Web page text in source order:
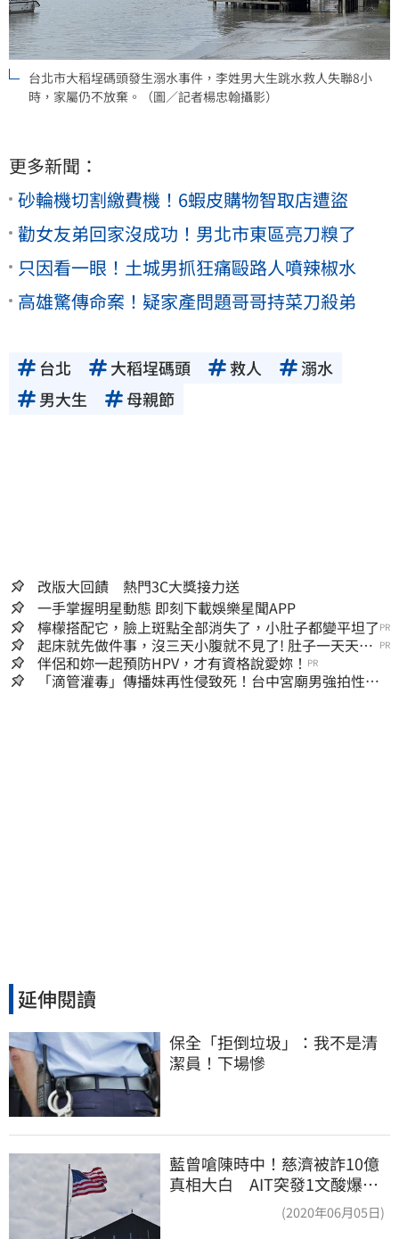
台北市大稻埕碼頭發生溺水事件，李姓男大生跳水救人失聯8小
時，家屬仍不放棄。（圖／記者楊忠翰攝影）
更多新聞：
砂輪機切割繳費機！6蝦皮購物智取店遭盜
勸女友弟回家沒成功！男北市東區亮刀糗了
只因看一眼！土城男抓狂痛毆路人噴辣椒水
高雄驚傳命案！疑家產問題哥哥持菜刀殺弟
台北 大稻埕碼頭 救人
溺水
男大生
母親節
改版大回饋 熱門3C大獎接力送
一手掌握明星動態 即刻下載娛樂星聞APP
檸檬搭配它，臉上斑點全部消失了，小肚子都變平坦了 PR
起床就先做件事，沒三天小腹就不見了! 肚子一天天變
小！
PR
伴侶和妳一起預防HPV，才有資格說愛妳！ PR
「滴管灌毒」傳播妹再性侵致死！台中宮廟男強拍性愛
延伸閱讀
保全「拒倒垃圾」：我不是清
潔員！下場慘
藍曾嗆陳時中！慈濟被詐10億
真相大白 AIT突發1文酸爆…
(2020年06月05日)